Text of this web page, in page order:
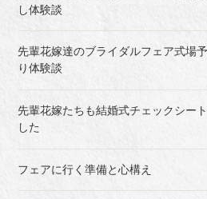
し体験談
先輩花嫁達のブライダルフェア式場
り体験談
先輩花嫁たちも結婚式チェックシー
した
フェアに行く準備と心構え